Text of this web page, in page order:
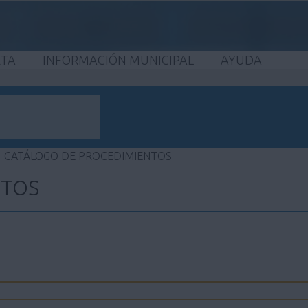
INFORMACIÓN MUNICIPAL AYUDA
CATÁLOGO DE PROCEDIMIENTOS